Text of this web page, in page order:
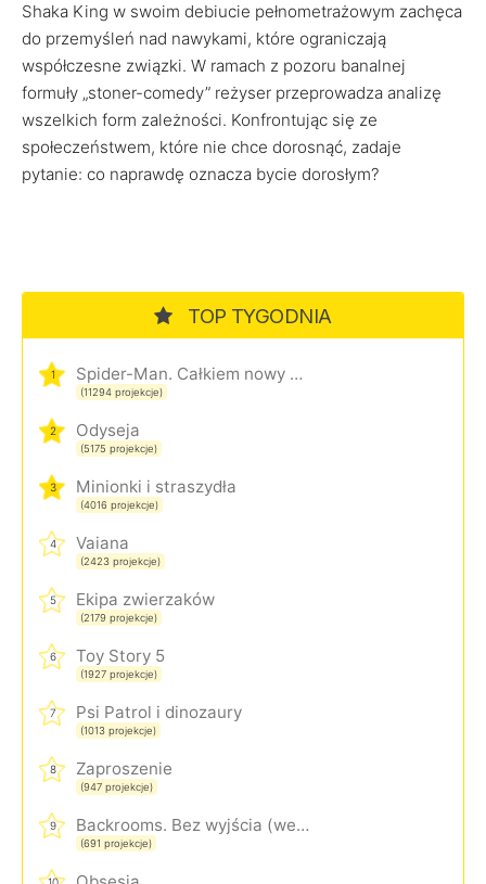
Shaka King w swoim debiucie pełnometrażowym zachęca
do przemyśleń nad nawykami, które ograniczają
współczesne związki. W ramach z pozoru banalnej
formuły „stoner-comedy” reżyser przeprowadza analizę
wszelkich form zależności. Konfrontując się ze
społeczeństwem, które nie chce dorosnąć, zadaje
pytanie: co naprawdę oznacza bycie dorosłym?
TOP TYGODNIA
1 Spider-Man. Całkiem nowy dzień
(11294 projekcje)
2 Odyseja
(5175 projekcje)
3 Minionki i straszydła
(4016 projekcje)
4 Vaiana
(2423 projekcje)
5 Ekipa zwierzaków
(2179 projekcje)
6 Toy Story 5
(1927 projekcje)
7 Psi Patrol i dinozaury
(1013 projekcje)
8 Zaproszenie
(947 projekcje)
9 Backrooms. Bez wyjścia (wersja rozszerzona)
(691 projekcje)